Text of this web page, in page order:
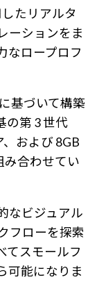
たリアルタ
ーションをま
なロープロフ
基づいて構築
の第 3 世代
、および 8GB
み合わせてい
なビジュアル
フローを探索
てスモールフ
可能になりま